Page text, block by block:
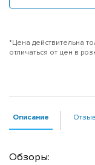
*Цена действительна
отличаться от цен в
Описание
Обзоры: